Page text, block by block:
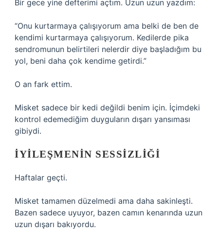
Bir gece yine defterimi açtım. Uzun uzun yazdım:
“Onu kurtarmaya çalışıyorum ama belki de ben de
kendimi kurtarmaya çalışıyorum. Kedilerde pika
sendromunun belirtileri nelerdir diye başladığım bu
yol, beni daha çok kendime getirdi.”
O an fark ettim.
Misket sadece bir kedi değildi benim için. İçimdeki
kontrol edemediğim duyguların dışarı yansıması
gibiydi.
İYILEŞMENIN SESSIZLIĞI
Haftalar geçti.
Misket tamamen düzelmedi ama daha sakinleşti.
Bazen sadece uyuyor, bazen camın kenarında uzun
uzun dışarı bakıyordu.